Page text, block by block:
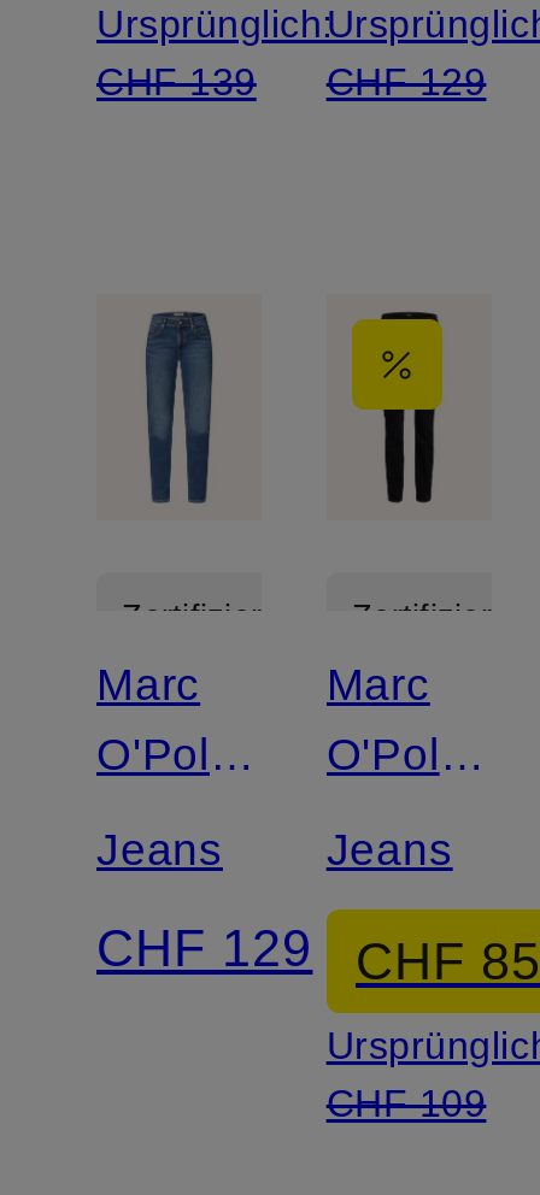
Ursprünglich:
CHF 139
CHF 129
Zertifiziert
Marc
O'Polo
DENIM
Jeans
CHF 129
Zertifiziert
Marc
O'Polo
DENIM
Jeans
CHF
CHF 109